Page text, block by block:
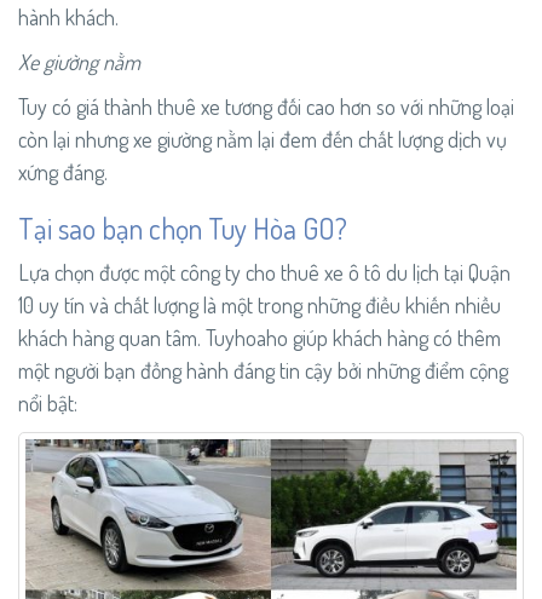
hành khách.
Xe giường nằm
Tuy có giá thành thuê xe tương đối cao hơn so với những loại
còn lại nhưng xe giường nằm lại đem đến chất lượng dịch vụ
xứng đáng.
Tại sao bạn chọn Tuy Hòa GO?
Lựa chọn được một công ty cho thuê xe ô tô du lịch tại Quận
10 uy tín và chất lượng là một trong những điều khiến nhiều
khách hàng quan tâm. Tuyhoaho giúp khách hàng có thêm
một người bạn đồng hành đáng tin cậy bởi những điểm cộng
nổi bật: